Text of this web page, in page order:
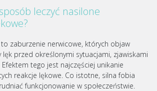
leczyć nasilone
to zaburzenie nerwicowe, których objaw
lęk przed określonymi sytuacjami, zjawiskami
tego jest najczęściej unikanie
reakcje lękowe. Co istotne, silna fobia
funkcjonowanie w społeczeństwie.